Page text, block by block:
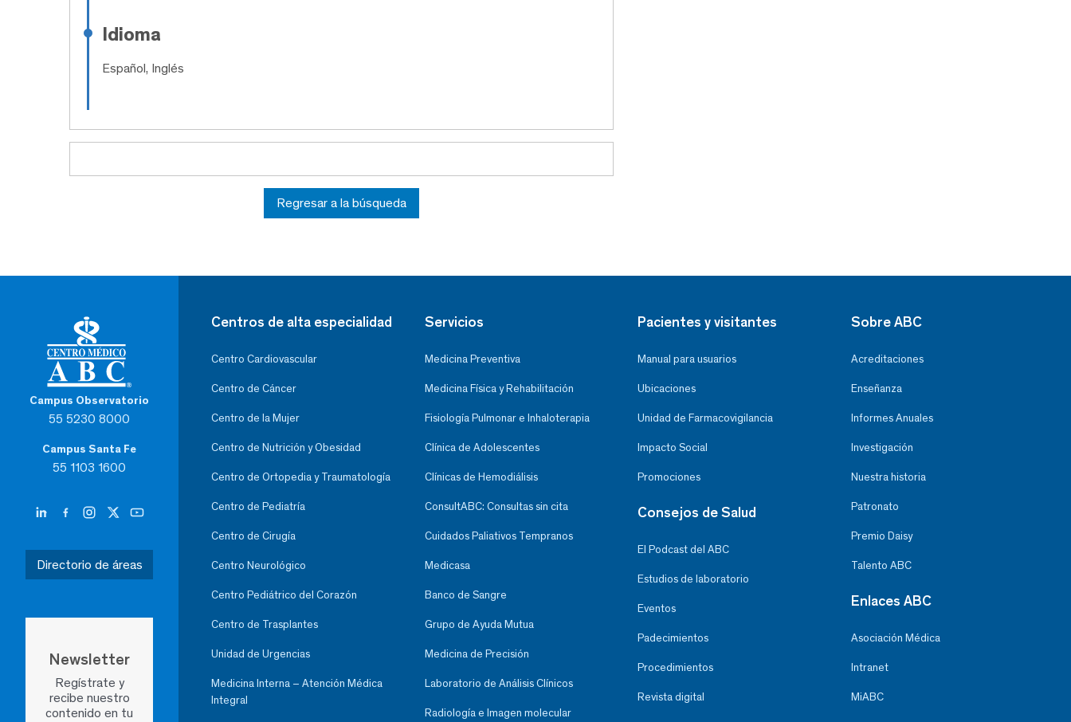
Idioma
Español, Inglés
Regresar a la búsqueda
Campus Observatorio
55 5230 8000
Campus Santa Fe
55 1103 1600
Directorio de áreas
Newsletter
Regístrate y
recibe nuestro
contenido en tu
Centros de alta especialidad
Centro Cardiovascular
Centro de Cáncer
Centro de la Mujer
Centro de Nutrición y Obesidad
Centro de Ortopedia y Traumatología
Centro de Pediatría
Centro de Cirugía
Centro Neurológico
Centro Pediátrico del Corazón
Centro de Trasplantes
Unidad de Urgencias
Medicina Interna – Atención Médica
Integral
Servicios
Medicina Preventiva
Medicina Física y Rehabilitación
Fisiología Pulmonar e Inhaloterapia
Clínica de Adolescentes
Clínicas de Hemodiálisis
ConsultABC: Consultas sin cita
Cuidados Paliativos Tempranos
Medicasa
Banco de Sangre
Grupo de Ayuda Mutua
Medicina de Precisión
Laboratorio de Análisis Clínicos
Radiología e Imagen molecular
Pacientes y visitantes
Manual para usuarios
Ubicaciones
Unidad de Farmacovigilancia
Impacto Social
Promociones
Consejos de Salud
El Podcast del ABC
Estudios de laboratorio
Eventos
Padecimientos
Procedimientos
Revista digital
Sobre ABC
Acreditaciones
Enseñanza
Informes Anuales
Investigación
Nuestra historia
Patronato
Premio Daisy
Talento ABC
Enlaces ABC
Asociación Médica
Intranet
MiABC